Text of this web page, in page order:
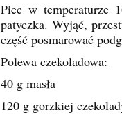
Piec w temperaturze
patyczka. Wyjąć,
część posmarować
Polewa czekoladowa:
40 g masła
120 g gorzkiej